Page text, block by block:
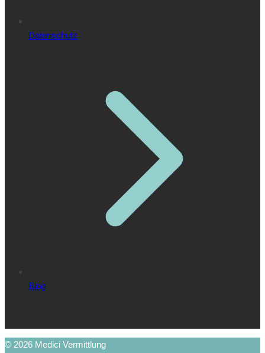
Datenschutz
Blog
© 2026 Medici Vermittlung